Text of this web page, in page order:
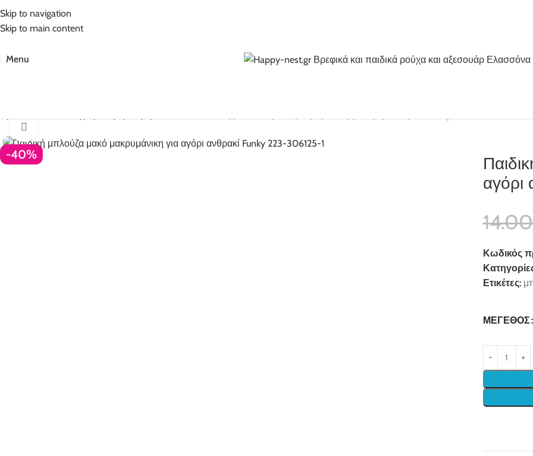
Skip to navigation
Skip to main content
Menu
-40%
Κωδικός
Ετικέτες:
ΜΈΓΕΘΟΣ
5% Επιπλέον έκπτωση για πληρωμές με κάρτα!